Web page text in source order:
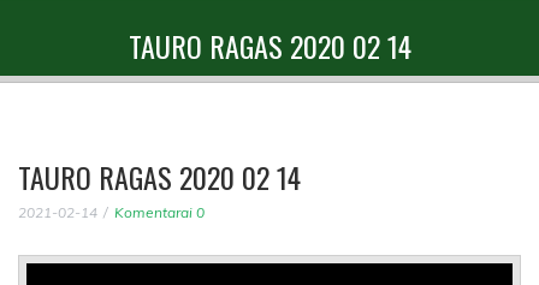
TAURO RAGAS 2020 02 14
TAURO RAGAS 2020 02 14
2021-02-14 Komentarai 0